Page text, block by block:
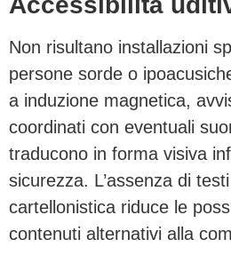
Non risultano installazioni
persone sorde o
a induzione magnetica,
coordinati con eventuali
traducono in forma visiva
sicurezza. L’assenza di
cartellonistica riduce le
contenuti alternativi alla